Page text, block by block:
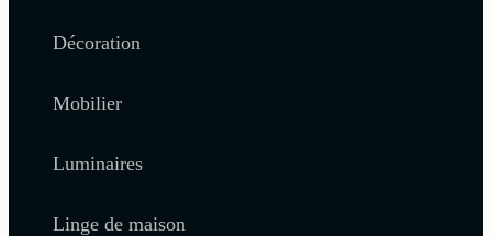
Décoration
Mobilier
Luminaires
Linge de maison